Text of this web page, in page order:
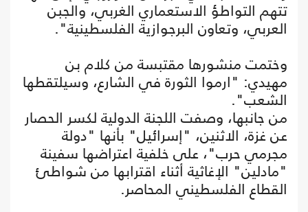
تتهم التواطؤ الاستعماري الغربي، والجبن
العربي، وتعاون البرجوازية الفلسطينية".
وختمت منشورها مقتبسة من كلام بن
مهيدي: "ارموا الثورة في الشارع، وسيلتقطها
الشعب".
من جانبها، وصفت اللجنة الدولية لكسر الحصار
عن غزة، الاثنين، "إسرائيل" بأنها "دولة
مجرمي حرب"، على خلفية اعتراضها سفينة
"مادلين" الإغاثية أثناء اقترابها من شواطئ
القطاع الفلسطيني المحاصر.